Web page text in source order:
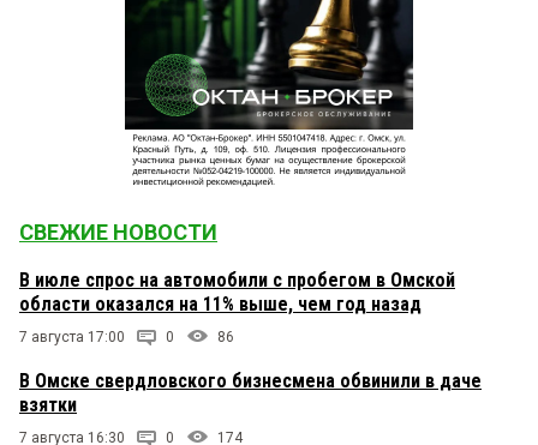
СВЕЖИЕ НОВОСТИ
В июле спрос на автомобили с пробегом в Омской
области оказался на 11% выше, чем год назад
7 августа 17:00 0 86
В Омске свердловского бизнесмена обвинили в даче
взятки
7 августа 16:30 0 174